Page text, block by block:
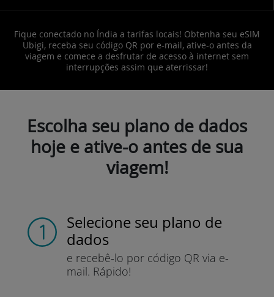
Fique conectado no Índia a tarifas locais! Obtenha seu eSIM
Ubigi, receba seu código QR por e-mail, ative-o antes da
viagem e comece a desfrutar de acesso à internet sem
interrupções assim que aterrissar!
Escolha seu plano de dados
hoje e ative-o antes de sua
viagem!
Selecione seu plano de
dados
e recebê-lo por código QR via e-
mail. Rápido!